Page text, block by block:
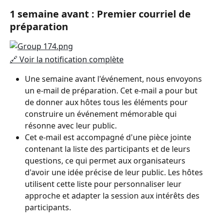
1 semaine avant : Premier courriel de
préparation
🔗 Voir la notification complète
Une semaine avant l'événement, nous envoyons
un e-mail de préparation. Cet e-mail a pour but
de donner aux hôtes tous les éléments pour
construire un événement mémorable qui
résonne avec leur public.
Cet e-mail est accompagné d'une pièce jointe
contenant la liste des participants et de leurs
questions, ce qui permet aux organisateurs
d'avoir une idée précise de leur public. Les hôtes
utilisent cette liste pour personnaliser leur
approche et adapter la session aux intérêts des
participants.